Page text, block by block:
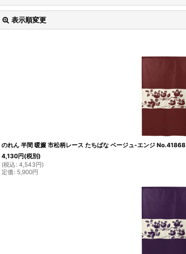
表示順変更
のれん 半間 暖簾 市松柄レース たちばな ベージュ-エンジ No.41868
4,130円(税別)
(税込 : 4,543円)
定価 : 5,900円